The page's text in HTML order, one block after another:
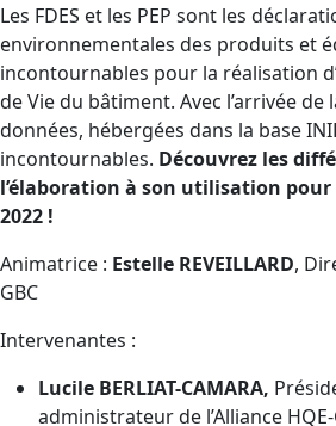
Les FDES et les PEP sont les
environnementales des produits et
incontournables pour la réalisation
de Vie du bâtiment. Avec l’arrivée de
données, hébergées dans la base
incontournables. Découvrez les
l’élaboration à son utilisation
2022 !
Animatrice : Estelle REVEILLARD,
GBC
Intervenantes :
Lucile BERLIAT-CAMARA,
administrateur de l’Alliance